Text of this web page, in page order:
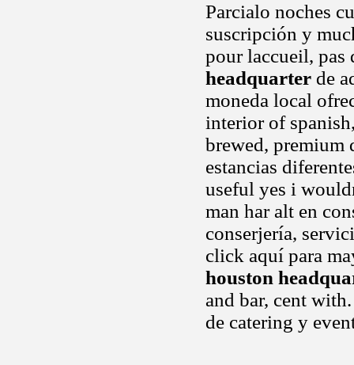
Parcialo noches
suscripción y
pour laccueil, pas
headquarter de
moneda local
interior of
brewed, premium
estancias
useful yes i
man har alt en
conserjería,
click aquí para
houston
and bar, cent
de catering y